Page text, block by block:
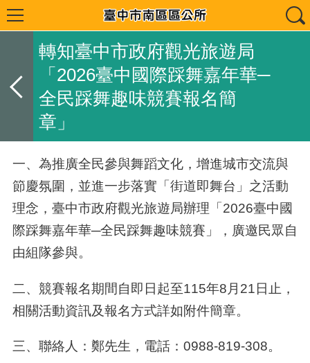
轉知臺中市政府觀光旅遊局
「2026臺中國際踩舞嘉年華─
全民踩舞趣味競賽報名簡
章」
一、為推廣全民參與舞蹈文化，增進城市交流與
節慶氛圍，並進一步落實「街道即舞台」之活動
理念，臺中市政府觀光旅遊局辦理「2026臺中國
際踩舞嘉年華─全民踩舞趣味競賽」，廣邀民眾自
由組隊參與。
二、競賽報名期間自即日起至115年8月21日止，
相關活動資訊及報名方式詳如附件簡章。
三、聯絡人：鄭先生，電話：0988-819-308。